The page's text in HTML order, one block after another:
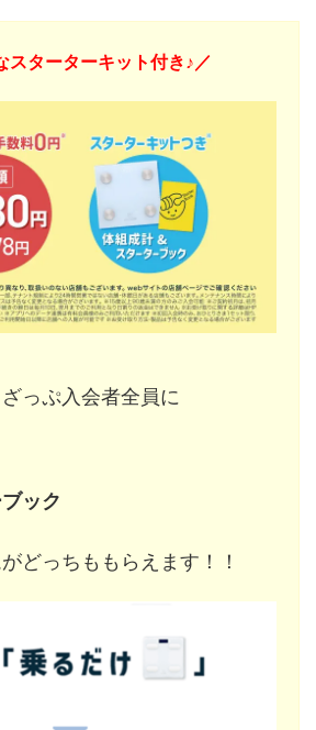
スターターキット付き♪／
っぷ入会者全員に
ック
どっちももらえます！！